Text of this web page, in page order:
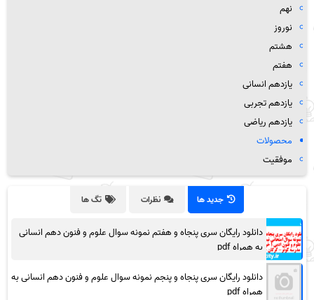
نهم
نوروز
هشتم
هفتم
یازدهم انسانی
یازدهم تجربی
یازدهم ریاضی
محصولات
موفقیت
جدید ها نظرات تگ ها
دانلود رایگان سری پنجاه و هفتم نمونه سوال علوم و فنون دهم انسانی
به همراه pdf
دانلود رایگان سری پنجاه و پنجم نمونه سوال علوم و فنون دهم انسانی به
همراه pdf